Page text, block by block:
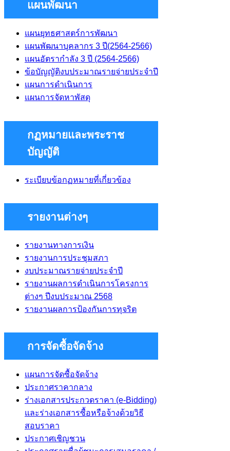
แผนพัฒนา
แผนยุทธศาสตร์การพัฒนา
แผนพัฒนาบุคลากร 3 ปี(2564-2566)
แผนอัตรากําลัง 3 ปี (2564-2566)
ข้อบัญญัติงบประมาณรายจ่ายประจำปี
แผนการดําเนินการ
แผนการจัดหาพัสดุ
กฏหมายและพระราช
บัญญัติ
ระเบียบข้อกฏหมายที่เกี่ยวข้อง
รายงานต่างๆ
รายงานทางการเงิน
รายงานการประชุมสภา
งบประมาณรายจ่ายประจำปี
รายงานผลการดำเนินการโครงการ
ต่างๆ ปีงบประมาณ 2568
รายงานผลการป้องกันการทุจริต
การจัดซื้อจัดจ้าง
แผนการจัดซื้อจัดจ้าง
ประกาศราคากลาง
ร่างเอกสารประกวดราคา (e-Bidding)
และร่างเอกสารซื้อหรือจ้างด้วยวิธี
สอบราคา
ประกาศเชิญชวน